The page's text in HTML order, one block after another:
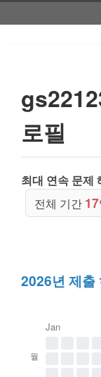
로필
최대 연속 문제
전체 기간 17
2026년 제출
Jan
월